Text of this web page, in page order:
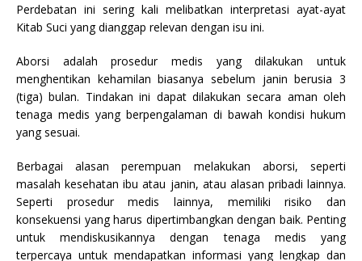
Perdebatan ini sering kali melibatkan interpretasi ayat-ayat
Kitab Suci yang dianggap relevan dengan isu ini.
Aborsi adalah prosedur medis yang dilakukan untuk
menghentikan kehamilan biasanya sebelum janin berusia 3
(tiga) bulan. Tindakan ini dapat dilakukan secara aman oleh
tenaga medis yang berpengalaman di bawah kondisi hukum
yang sesuai.
Berbagai alasan perempuan melakukan aborsi, seperti
masalah kesehatan ibu atau janin, atau alasan pribadi lainnya.
Seperti prosedur medis lainnya, memiliki risiko dan
konsekuensi yang harus dipertimbangkan dengan baik. Penting
untuk mendiskusikannya dengan tenaga medis yang
terpercaya untuk mendapatkan informasi yang lengkap dan